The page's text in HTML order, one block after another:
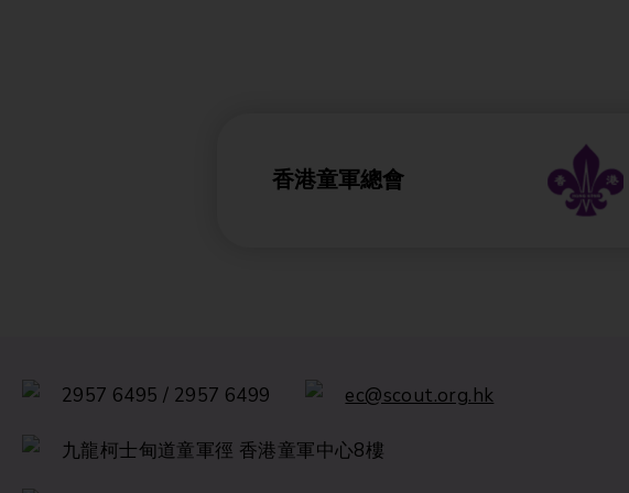
香港童軍總會
2957 6495 / 2957 6499 ec@scout.org.hk
九龍柯士甸道童軍徑 香港童軍中心8樓